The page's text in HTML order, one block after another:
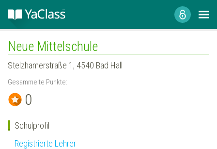
Neue Mittelschule
Stelzhamerstraße 1, 4540 Bad Hall
Gesammelte Punkte:
0
Schulprofil
Registrierte Lehrer